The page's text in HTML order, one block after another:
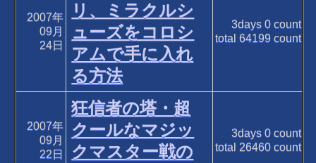
2007年
09月
24日
リ、ミラクルシ
ューズをコロシ
アムで手に入れ
る方法
3days 0count
total 64199 count
2007年
09月
22日
狂信者の塔・超
クールなマジッ
クマスター戦の
3days 0count
total 26460count